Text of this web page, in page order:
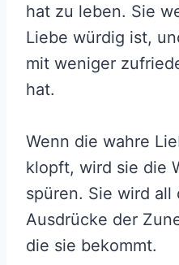
hat zu leben. Sie
Liebe würdig ist,
mit weniger
hat.
Wenn die wahre
klopft, wird sie die
spüren. Sie wird all
Ausdrücke der
die sie bekommt.